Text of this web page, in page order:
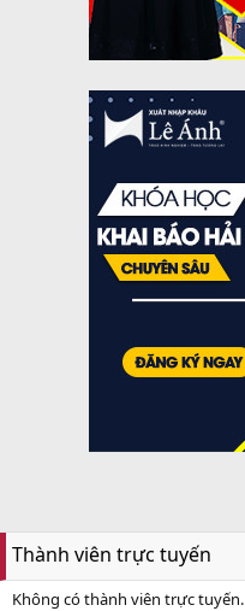
Thành viên trực tuyến
Không có thành viên trực tuyến.